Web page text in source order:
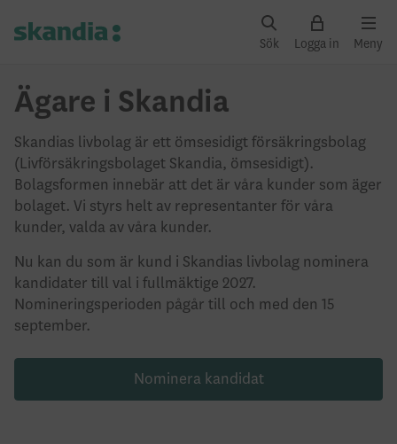
Sök Logga in Meny
Ägare i Skandia
Skandias livbolag är ett ömsesidigt försäkringsbolag
(Livförsäkringsbolaget Skandia, ömsesidigt).
Bolagsformen innebär att det är våra kunder som äger
bolaget. Vi styrs helt av representanter för våra
kunder, valda av våra kunder.
Nu kan du som är kund i Skandias livbolag nominera
kandidater till val i fullmäktige 2027.
Nomineringsperioden pågår till och med den 15
september.
Nominera kandidat